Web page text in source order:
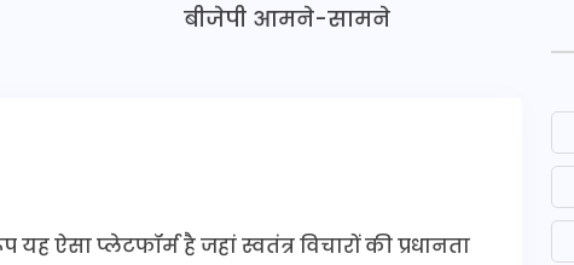
बीजेपी आमने-सामने
ऐसा प्लेटफॉर्म है जहां स्वतंत्र विचारों की प्रधानता